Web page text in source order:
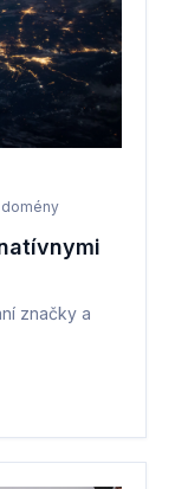
značky a